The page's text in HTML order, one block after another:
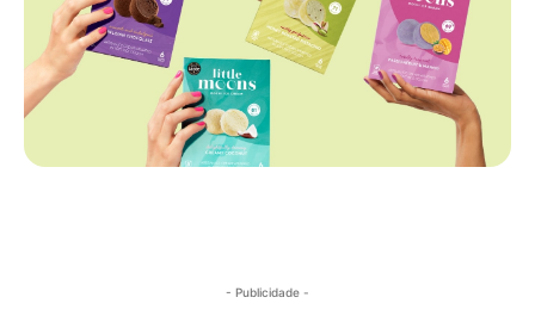
- Publicidade -